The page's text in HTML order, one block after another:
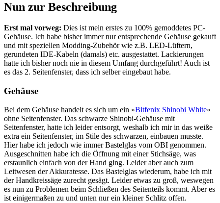
Nun zur Beschreibung
Erst mal vorweg: Dies ist mein erstes zu 100% gemoddetes PC-
Gehäuse. Ich habe bisher immer nur entsprechende Gehäuse gekauft
und mit speziellen Modding-Zubehör wie z.B. LED-Lüftern,
gerundeten IDE-Kabeln (damals) etc. ausgestattet. Lackierungen
hatte ich bisher noch nie in diesem Umfang durchgeführt! Auch ist
es das 2. Seitenfenster, dass ich selber eingebaut habe.
Gehäuse
Bei dem Gehäuse handelt es sich um ein »Bitfenix Shinobi White«
ohne Seitenfenster. Das schwarze Shinobi-Gehäuse mit
Seitenfenster, hatte ich leider entsorgt, weshalb ich mir in das weiße
extra ein Seitenfenster, im Stile des schwarzen, einbauen musste.
Hier habe ich jedoch wie immer Bastelglas vom OBI genommen.
Ausgeschnitten habe ich die Öffnung mit einer Stichsäge, was
erstaunlich einfach von der Hand ging. Leider aber auch zum
Leitwesen der Akkuratesse. Das Bastelglas wiederum, habe ich mit
der Handkreissäge zurecht gesägt. Leider etwas zu groß, weswegen
es nun zu Problemen beim Schließen des Seitenteils kommt. Aber es
ist einigermaßen zu und unten nur ein kleiner Schlitz offen.